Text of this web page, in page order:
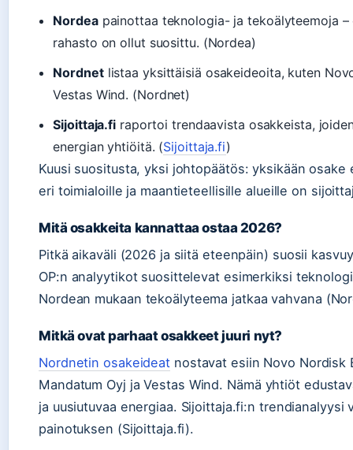
Nordeapainottaa teknologia- ja tekoälyteemoja
rahasto on ollut suosittu. (Nordea)
Nordnetlistaa yksittäisiä osakeideoita, kuten
Vestas Wind. (Nordnet)
Sijoittaja.fi raportoi trendaavista osakkeista,
energian yhtiöitä. (Sijoittaja.fi)
Kuusi suositusta, yksi johtopäätös: yksikään osake
eri toimialoille ja maantieteellisille alueille on
Mitä osakkeita kannattaa ostaa 2026?
Pitkä aikaväli (2026 ja siitä eteenpäin) suosii
OP:n analyytikot suosittelevat esimerkiksi
Nordean mukaan tekoälyteema jatkaa vahvana
Mitkä ovat parhaat osakkeet juuri nyt?
Nordnetin osakeideat nostavat esiin Novo Nordisk
Mandatum Oyj ja Vestas Wind. Nämä yhtiöt
ja uusiutuvaa energiaa. Sijoittaja.fi:n
painotuksen (Sijoittaja.fi).